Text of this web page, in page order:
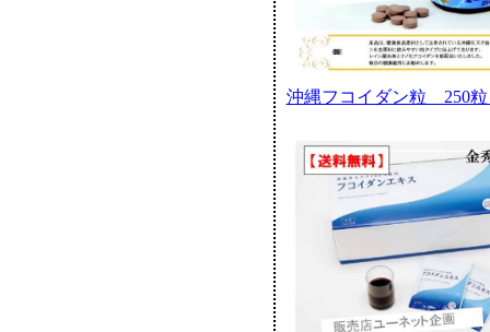
沖縄フコイダン粒 250粒